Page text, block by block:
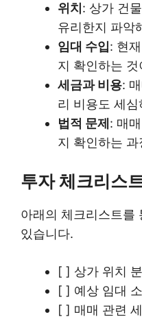
위치 : 상가 건
유리한지 파악
임대 수입: 현
지 확인하는
세금과 비용:
리 비용도 세
법적 문제 : 매
지 확인하는
투자 체크리스
아래의 체크리스트를
있습니다.
[ ] 상가 위치
[ ] 예상 임대
[ ] 매매 관련